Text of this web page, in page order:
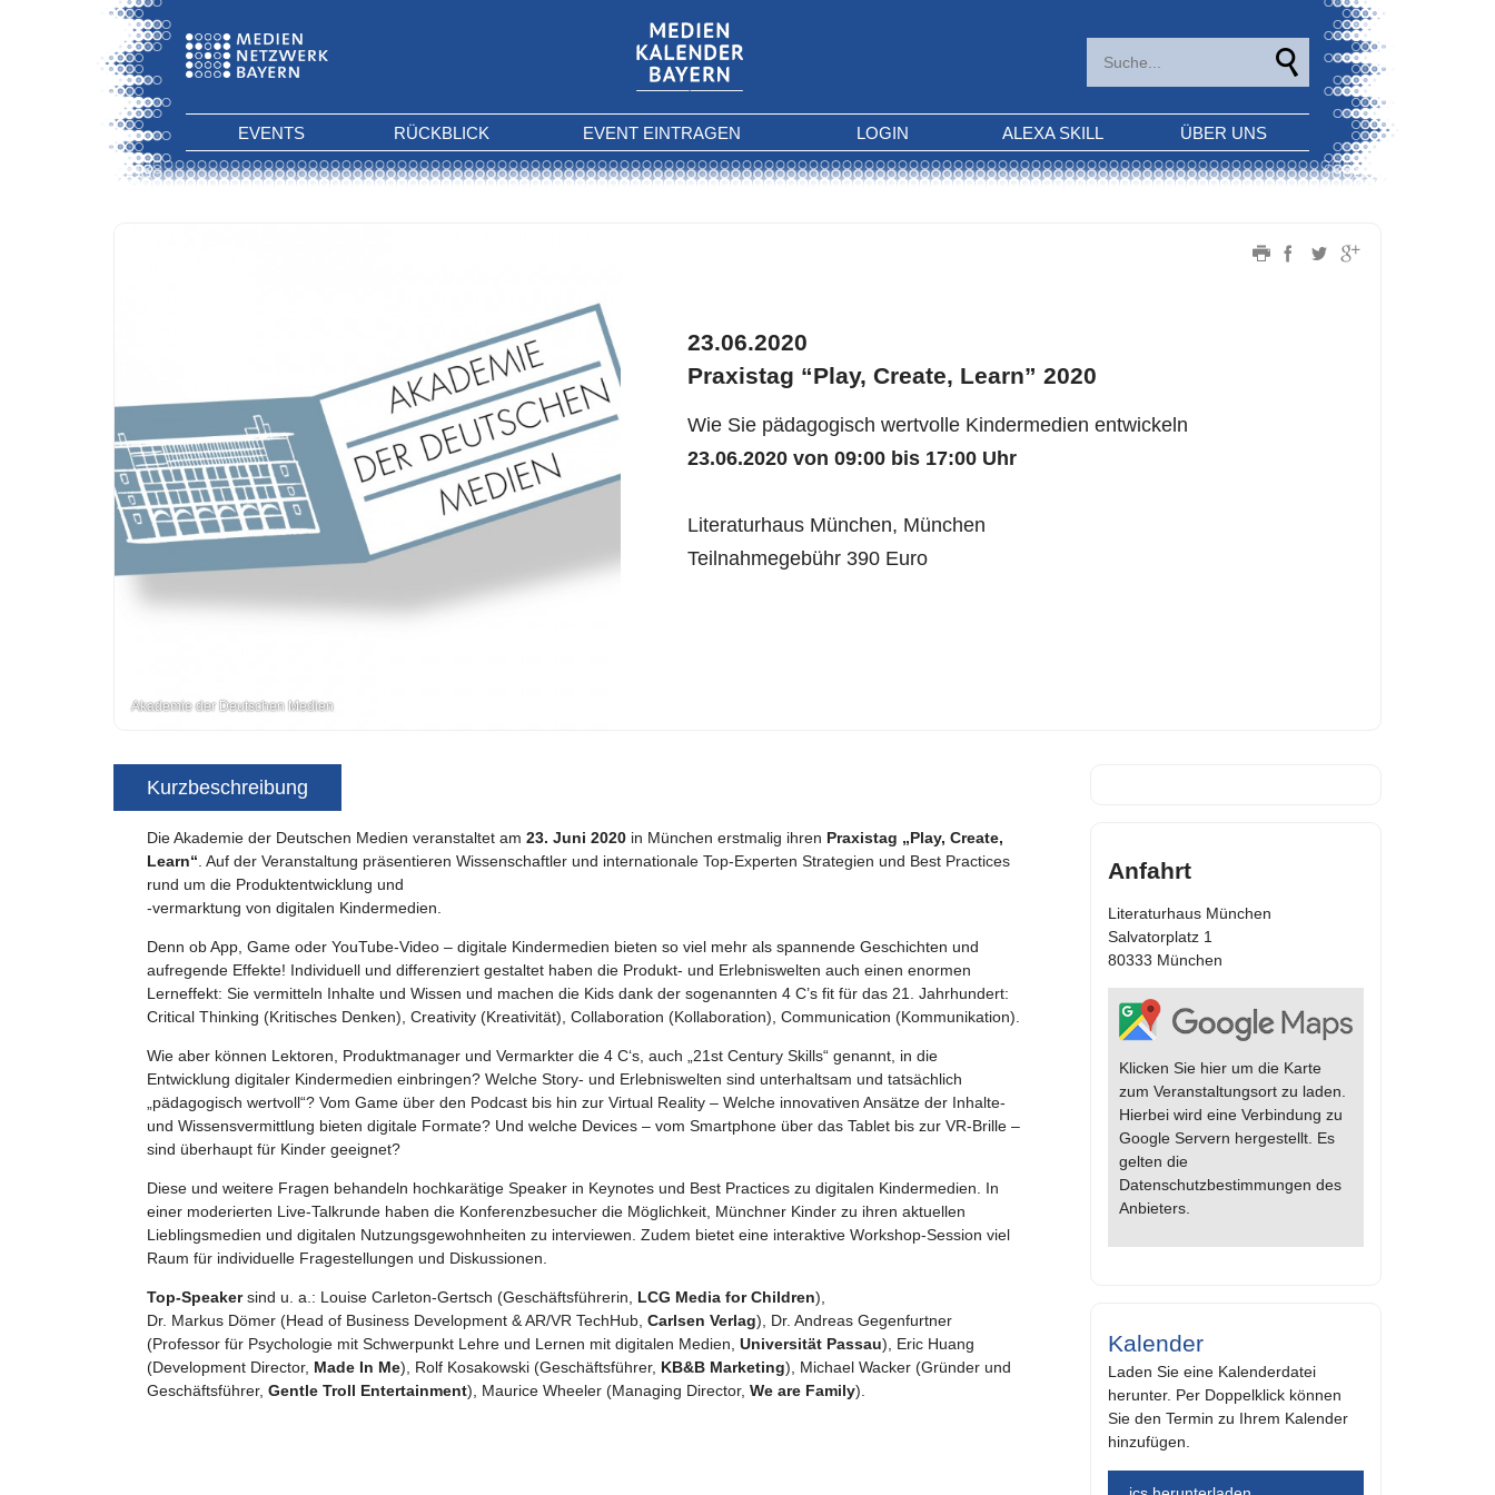
EVENTS RÜCKBLICK EVENT EINTRAGEN LOGIN ALEXA SKILL ÜBER UNS
Akademie der Deutschen Medien
23.06.2020
Praxistag “Play, Create, Learn” 2020
Wie Sie pädagogisch wertvolle Kindermedien entwickeln
23.06.2020 von 09:00 bis 17:00 Uhr
Literaturhaus München, München
Teilnahmegebühr 390 Euro
Kurzbeschreibung
Die Akademie der Deutschen Medien veranstaltet am 23. Juni 2020 in München erstmalig ihren Praxistag „Play, Create,
Learn“ . Auf der Veranstaltung präsentieren Wissenschaftler und internationale Top-Experten Strategien und Best Practices
rund um die Produktentwicklung und
-vermarktung von digitalen Kindermedien.
Denn ob App, Game oder YouTube-Video – digitale Kindermedien bieten so viel mehr als spannende Geschichten und
aufregende Effekte! Individuell und differenziert gestaltet haben die Produkt- und Erlebniswelten auch einen enormen
Lerneffekt: Sie vermitteln Inhalte und Wissen und machen die Kids dank der sogenannten 4 C’s fit für das 21. Jahrhundert:
Critical Thinking (Kritisches Denken), Creativity (Kreativität), Collaboration (Kollaboration), Communication (Kommunikation).
Wie aber können Lektoren, Produktmanager und Vermarkter die 4 C‘s, auch „21st Century Skills“ genannt, in die
Entwicklung digitaler Kindermedien einbringen? Welche Story- und Erlebniswelten sind unterhaltsam und tatsächlich
„pädagogisch wertvoll“? Vom Game über den Podcast bis hin zur Virtual Reality – Welche innovativen Ansätze der Inhalte-
und Wissensvermittlung bieten digitale Formate? Und welche Devices – vom Smartphone über das Tablet bis zur VR-Brille –
sind überhaupt für Kinder geeignet?
Diese und weitere Fragen behandeln hochkarätige Speaker in Keynotes und Best Practices zu digitalen Kindermedien. In
einer moderierten Live-Talkrunde haben die Konferenzbesucher die Möglichkeit, Münchner Kinder zu ihren aktuellen
Lieblingsmedien und digitalen Nutzungsgewohnheiten zu interviewen. Zudem bietet eine interaktive Workshop-Session viel
Raum für individuelle Fragestellungen und Diskussionen.
Top-Speakersind u. a.: Louise Carleton-Gertsch (Geschäftsführerin, LCG Media for Children),
Dr. Markus Dömer (Head of Business Development & AR/VR TechHub, Carlsen Verlag), Dr. Andreas Gegenfurtner
(Professor für Psychologie mit Schwerpunkt Lehre und Lernen mit digitalen Medien, Universität Passau), Eric Huang
(Development Director, Made In Me), Rolf Kosakowski (Geschäftsführer, KB&B Marketing), Michael Wacker (Gründer und
Geschäftsführer, Gentle Troll Entertainment), Maurice Wheeler (Managing Director, We are Family).
Anfahrt
Literaturhaus München
Salvatorplatz 1
80333 München
Klicken Sie hier um die Karte
zum Veranstaltungsort zu laden.
Hierbei wird eine Verbindung zu
Google Servern hergestellt. Es
gelten die
Datenschutzbestimmungen des
Anbieters.
Kalender
Laden Sie eine Kalenderdatei
herunter. Per Doppelklick können
Sie den Termin zu Ihrem Kalender
hinzufügen.